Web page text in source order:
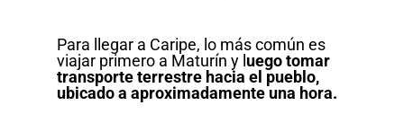
Para llegar a Caripe, lo más común es
viajar primero a Maturín y luego tomar
transporte terrestre hacia el pueblo,
ubicado a aproximadamente una hora.